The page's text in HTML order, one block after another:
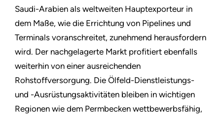
Saudi-Arabien als weltweiten Hauptexporteur in
dem Maße, wie die Errichtung von Pipelines und
Terminals voranschreitet, zunehmend herausfordern
wird. Der nachgelagerte Markt profitiert ebenfalls
weiterhin von einer ausreichenden
Rohstoffversorgung. Die Ölfeld-Dienstleistungs-
und -Ausrüstungsaktivitäten bleiben in wichtigen
Regionen wie dem Permbecken wettbewerbsfähig,